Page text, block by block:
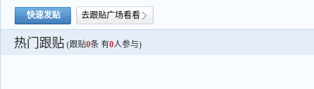
快速发贴 去跟贴广场看看
热门跟贴 (跟贴0条 有0人参与)